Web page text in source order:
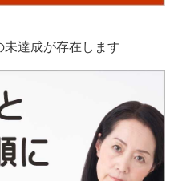
達成が存在します